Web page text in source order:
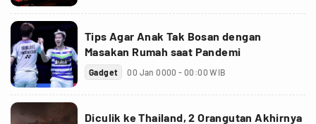
Tips Agar Anak Tak Bosan dengan
Masakan Rumah saat Pandemi
Gadget 00 Jan 0000 - 00:00 WIB
Diculik ke Thailand, 2 Orangutan Akhirnya